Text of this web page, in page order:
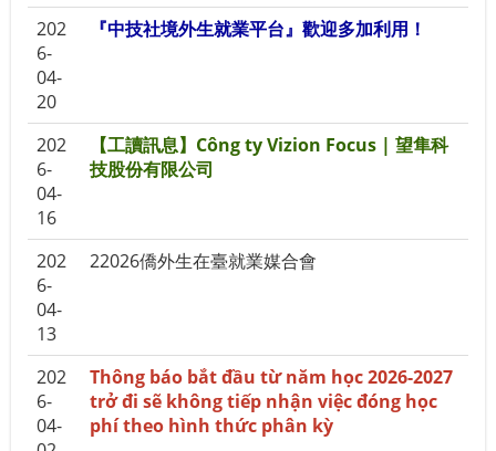
202
6-
04-
20
『中技社境外生就業平台』歡迎多加利用！
202
6-
04-
16
【工讀訊息】Công ty Vizion Focus | 望隼科
技股份有限公司
202
6-
04-
13
22026僑外生在臺就業媒合會
202
6-
04-
Thông báo bắt đầu từ năm học 2026-2027
trở đi sẽ không tiếp nhận việc đóng học
phí theo hình thức phân kỳ